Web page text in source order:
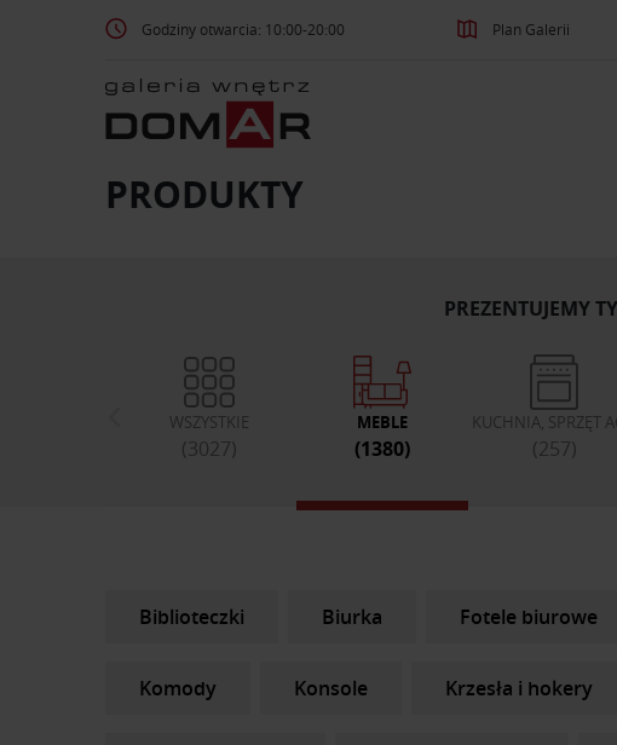
Godziny otwarcia: 10:00-20:00 Plan Galerii
PRODUKTY
PREZENTUJEMY
WSZYSTKIE
(3027)
MEBLE
(1380)
KUCHNIA, SPRZĘT
(257)
Biblioteczki Biurka Fotele biurowe
Komody Konsole Krzesła i hokery